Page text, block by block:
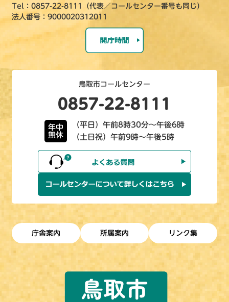
Tel：0857-22-8111（代表／コールセンター番号も同じ）
法人番号：9000020312011
鳥取市コールセンター
0857-22-8111
年中
無休
（平日）午前8時30分～午後6時
（土日祝）午前9時～午後5時
庁舎案内 所属案内 リンク集